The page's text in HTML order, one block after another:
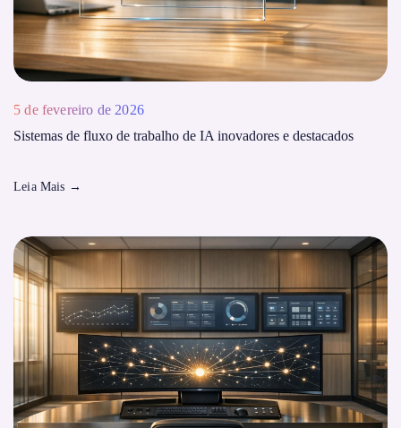
5 de fevereiro de 2026
Sistemas de fluxo de trabalho de IA inovadores e destacados
Leia Mais →